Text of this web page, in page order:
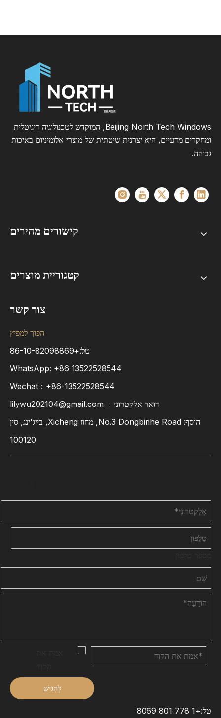
Beijing North Tech Windows, המוקדש לטכנולוגיה דיגיטלית
ומחקרים מדעיים, היא יצרנית שיטתית של מוצרי אלומיניום באיכות
גבוהה.
קישורים מהירים
קטגוריית מוצרים
צור קשר
הפוך למפיץ
טל:+86-10-82098869
WhatsApp: +86 13522528544
Wechat：+86-13522528544
דואר אלקטרוני： lilywu202104@gmail.com
הוסף: No.3 Dongbinhe Road, מחוז Xicheng, בייג'ינג, סין
100120
לְהַגִישׁ
טל:+1 778 801 8069